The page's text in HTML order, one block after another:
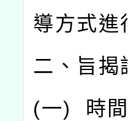
導方式進
二、旨揭
(一) 時